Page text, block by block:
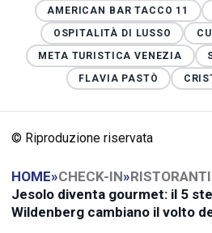
AMERICAN BAR TACCO 11
OSPITALITÀ DI LUSSO
META TURISTICA VENEZIA
FLAVIA PASTÒ
© Riproduzione riservata
HOME»CHECK-IN»
Jesolo diventa gourmet: il 5
Wildenberg cambiano il volto